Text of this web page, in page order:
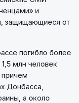
и
защищающиеся от
погибло более
млн человек
Донбасса,
а около